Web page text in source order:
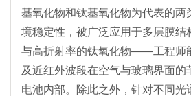
基氧化物和钛基氧化物为代表的
境稳定性，被广泛应用于多层膜
与高折射率的钛氧化物——工程师
及近红外波段在空气与玻璃界面
电池内部。除此之外，针对不同光